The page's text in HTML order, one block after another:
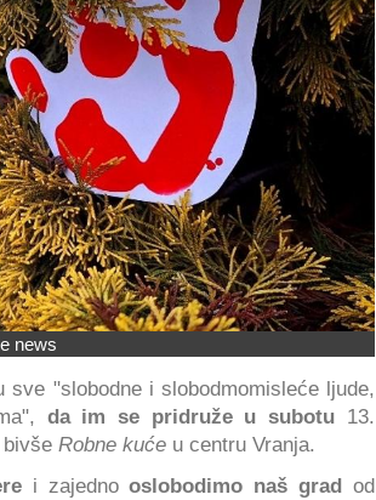
news
sve "slobodne i slobodmomisleće ljude,
da im se pridruže u subotu 13.
Robne kuće u centru Vranja.
i zajednooslobodimo naš gradod